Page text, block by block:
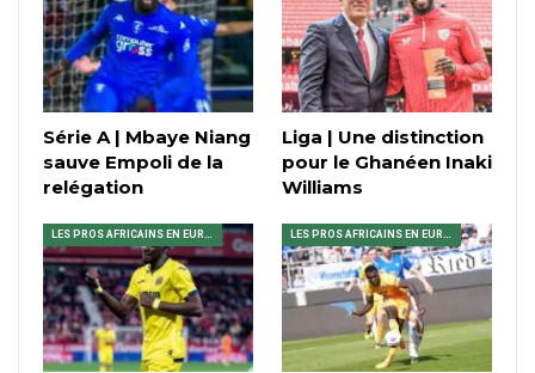
Série A | Mbaye Niang
sauve Empoli de la
relégation
Liga | Une distinction
pour le Ghanéen Inaki
Williams
LES PROS AFRICAINS EN EUROPE LES PROS AFRICAINS EN EUROPE